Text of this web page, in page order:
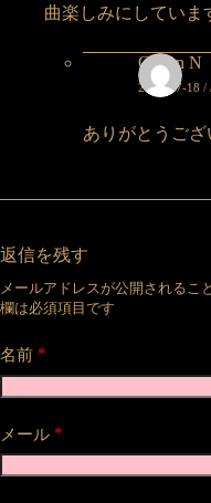
曲楽しみにしていま
Queen N
2026-07-18 /
ありがとうござ
返信を残す
メールアドレスが公開されるこ
欄は必須項目です
名前 *
メール *